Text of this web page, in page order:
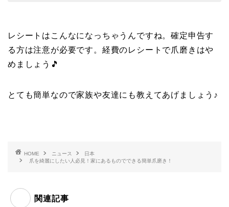
レシートはこんなになっちゃうんですね。確定申告す
る方は注意が必要です。経費のレシートで爪磨きはや
めましょう🎵
とても簡単なので家族や友達にも教えてあげましょう♪
HOME ニュース
日本
爪を綺麗にしたい人必見！家にあるものでできる簡単爪磨き！
関連記事